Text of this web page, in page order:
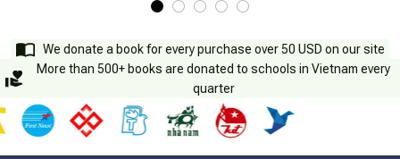
We donate a book for every purchase over 50 USD on our site
More than 500+ books are donated to schools in Vietnam every
quarter